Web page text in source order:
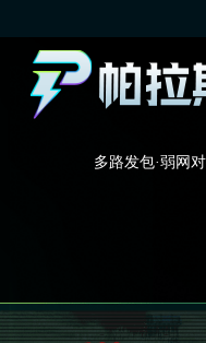
多路发包·弱网